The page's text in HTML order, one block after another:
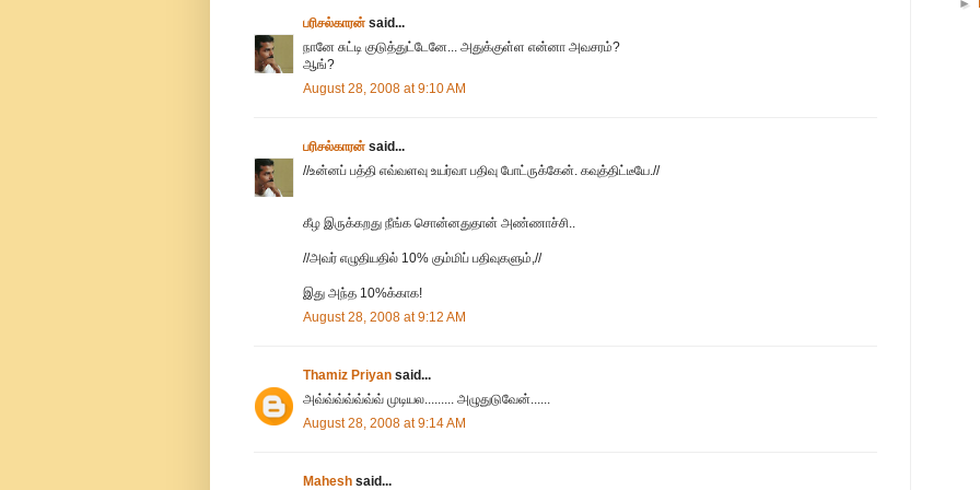
பரிசல்காரன் said...
நானே சுட்டி குடுத்துட்டேனே... அதுக்குள்ள என்னா அவசரம்?
ஆங்?
August 28, 2008 at 9:10 AM
பரிசல்காரன் said...
//உன்னப் பத்தி எவ்வளவு உயர்வா பதிவு போட்ருக்கேன். கவுத்திட்டீயே.//
கீழ இருக்கறது நீங்க சொன்னதுதான் அண்ணாச்சி..
//அவர் எழுதியதில் 10% கும்மிப் பதிவுகளும்,//
இது அந்த 10%க்காக!
August 28, 2008 at 9:12 AM
Thamiz Priyan said...
அவ்வ்வ்வ்வ்வ்வ் முடியல......... அழுதுடுவேன்......
August 28, 2008 at 9:14 AM
Mahesh said...
►